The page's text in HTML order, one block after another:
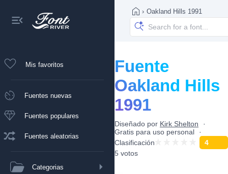
Mis favoritos
Fuentes nuevas
Fuentes populares
Fuentes aleatorias
Categorias
› Oakland Hills 1991
Fuente
Oakland Hills
1991
Diseñado por Kirk Shelton
Gratis para uso personal
Clasificación
4
5 votos